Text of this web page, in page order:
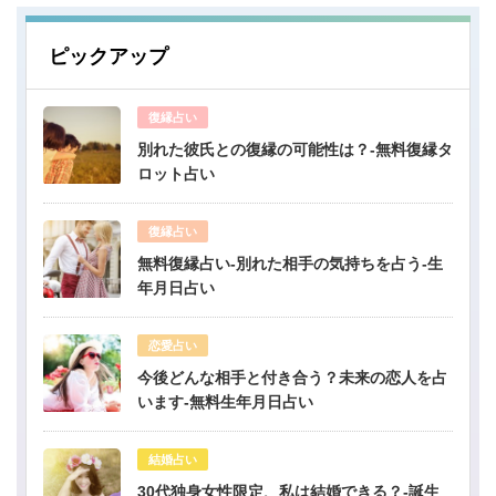
ピックアップ
復縁占い
別れた彼氏との復縁の可能性は？-無料復縁タ
ロット占い
復縁占い
無料復縁占い-別れた相手の気持ちを占う-生
年月日占い
恋愛占い
今後どんな相手と付き合う？未来の恋人を占
います-無料生年月日占い
結婚占い
30代独身女性限定、私は結婚できる？-誕生